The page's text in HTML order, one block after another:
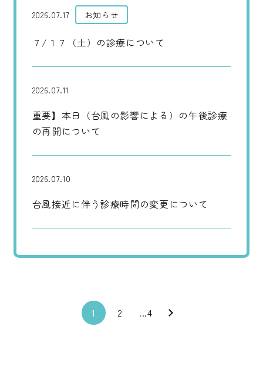
2026.07.17 お知らせ
７/１７（土）の診療について
2026.07.11
重要】本日（台風の影響による）の午後診療
の再開について
2026.07.10
台風接近に伴う診療時間の変更について
1 2 ...4